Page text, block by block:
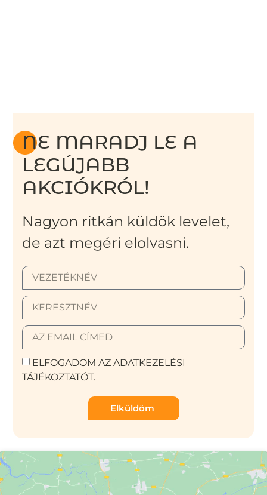
NE MARADJ LE A
LEGÚJABB
AKCIÓKRÓL!
Nagyon ritkán küldök levelet,
de azt megéri elolvasni.
ELFOGADOM AZ ADATKEZELÉSI
TÁJÉKOZTATÓT.
Elküldöm